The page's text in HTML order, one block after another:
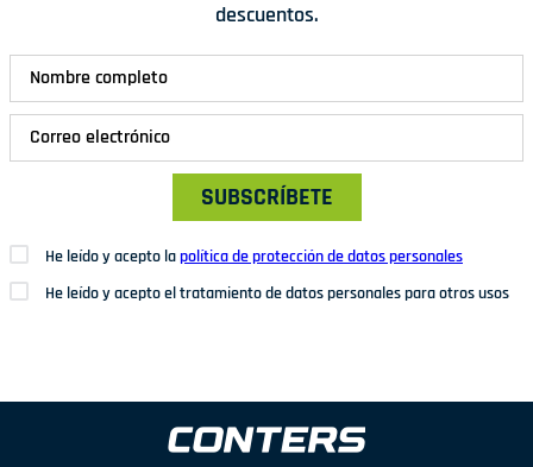
descuentos.
SUBSCRÍBETE
He leído y acepto lapolítica de protección de datos personales
He leído y acepto el tratamiento de datos personales para otros usos